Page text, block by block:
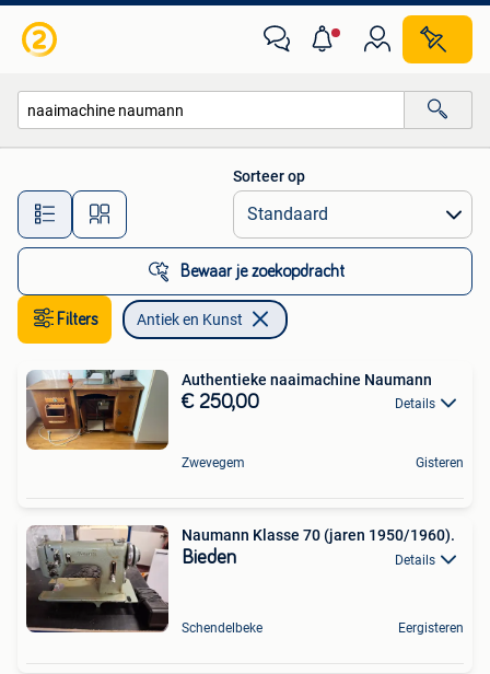
Alle afstanden…
Sorteer op
Bewaar je zoekopdracht
Filters Antiek en Kunst
Authentieke naaimachine Naumann
€ 250,00 Details
Zwevegem Gisteren
Naumann Klasse 70 (jaren 1950/1960).
Bieden Details
Schendelbeke Eergisteren